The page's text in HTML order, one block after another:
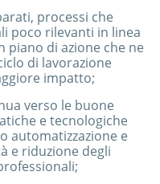
processi che
poco rilevanti in linea
piano di azione che ne
di lavorazione
impatto;
verso le buone
e tecnologiche
automatizzazione e
e riduzione degli